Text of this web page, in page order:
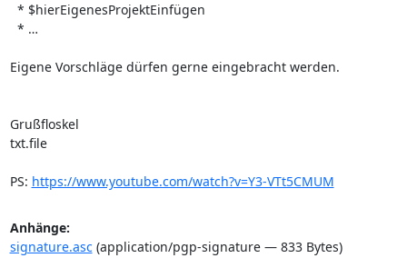
Eigene Vorschläge dürfen gerne eingebracht werden.
Grußfloskel
txt.file
PS: https://www.youtube.com/watch?v=Y3-VTt5CMUM
Anhänge:
signature.asc(application/pgp-signature — 833 Bytes)